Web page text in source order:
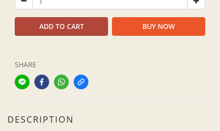
ADD TO CART BUY NOW
SHARE
DESCRIPTION